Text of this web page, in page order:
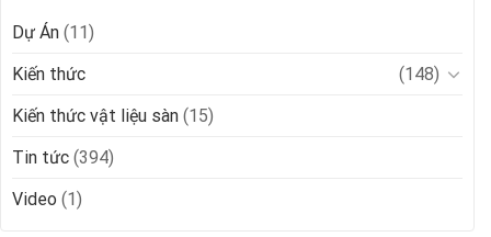
Dự Án (11)
Kiến thức
(148)
Kiến thức vật liệu sàn (15)
Tin tức (394)
Video (1)